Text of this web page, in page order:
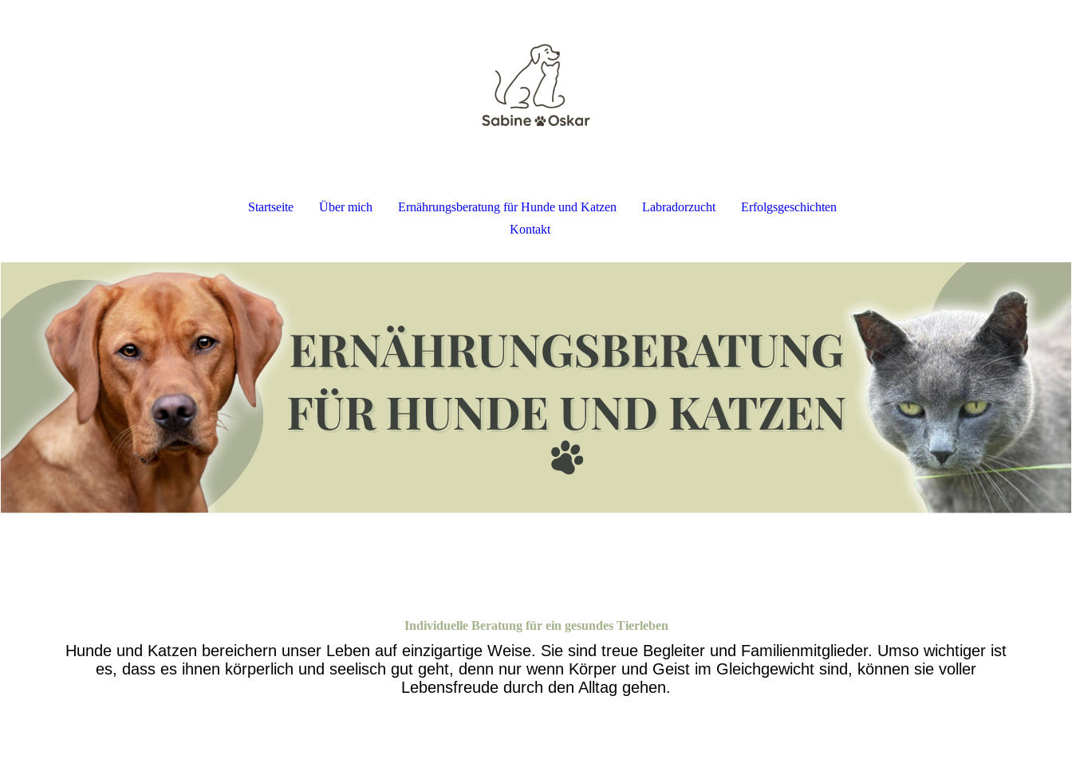
Startseite Über mich Ernährungsberatung für Hunde und Katzen Labradorzucht
Erfolgsgeschichten
Kontakt
Individuelle Beratung für ein gesundes Tierleben
Hunde und Katzen bereichern unser Leben auf einzigartige Weise. Sie sind treue Begleiter und Familienmitglieder. Umso wichtiger ist
es, dass es ihnen körperlich und seelisch gut geht, denn nur wenn Körper und Geist im Gleichgewicht sind, können sie voller
Lebensfreude durch den Alltag gehen.